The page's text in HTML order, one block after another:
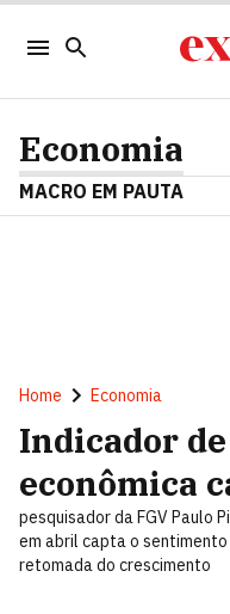
Economia
MACRO EM PAUTA
Home Economia
Indicador
econômica
pesquisador da FGV Paulo
em abril capta o
retomada do crescimento